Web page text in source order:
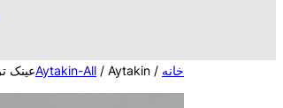
خانه /
Aytakin-All / Aytakinعینک ترک برند آیتکین مدلA2152c3672